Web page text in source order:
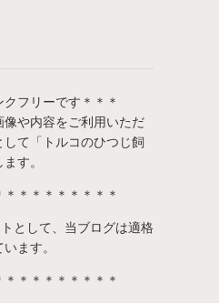
フリーです＊＊＊
や内容をご利用いただ
て「トルコのひつじ飼
す。
＊＊＊＊＊＊＊＊
として、当ブログは適格
ます。
＊＊＊＊＊＊＊＊